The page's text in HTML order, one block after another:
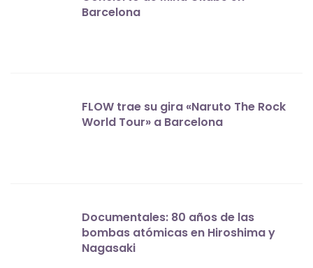
Barcelona
FLOW trae su gira «Naruto The Rock
World Tour» a Barcelona
Documentales: 80 años de las
bombas atómicas en Hiroshima y
Nagasaki